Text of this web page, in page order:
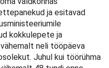
ja esitavad
kokkulepete ja
neli tööpäeva
Juhul kui töörühma